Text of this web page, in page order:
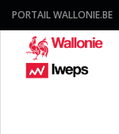
PORTAIL WALLONIE.BE